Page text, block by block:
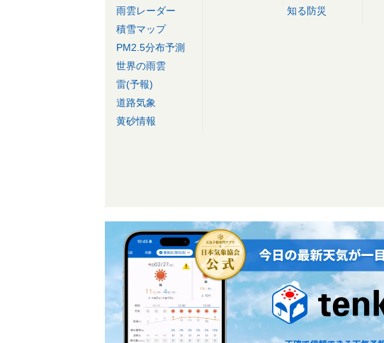
雨雲レーダー
積雪マップ
PM2.5分布予測
世界の雨雲
雷(予報)
道路気象
黄砂情報
知る防災